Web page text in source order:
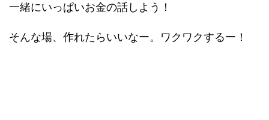
一緒にいっぱいお金の話しよう！
そんな場、作れたらいいなー。ワクワクするー！